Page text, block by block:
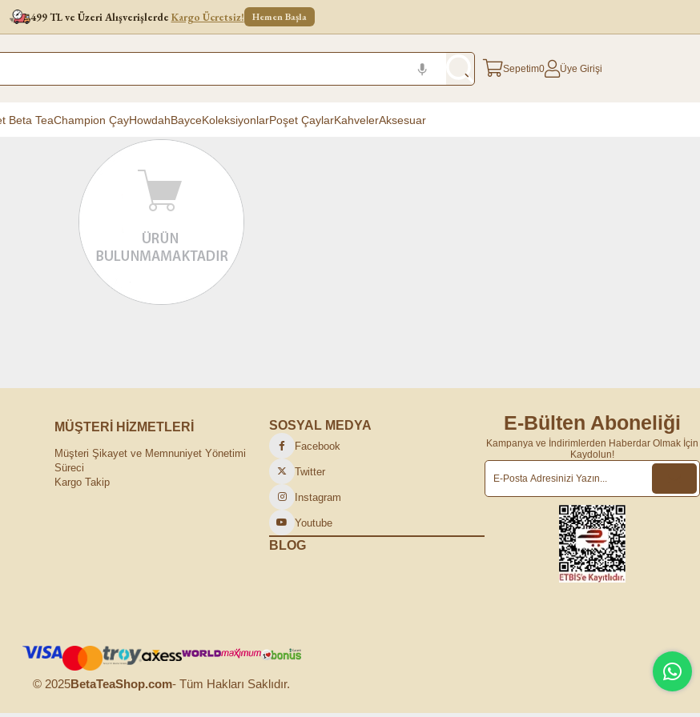
499 TL ve Üzeri Alışverişlerde Kargo Ücretsiz! Hemen Başla
Sepetim0 Üye Girişi
Beta TeaChampion ÇayHowdahBayceKoleksiyonlarPoşet ÇaylarKahvelerAksesuar
MÜŞTERİ HİZMETLERİ
Müşteri Şikayet ve Memnuniyet Yönetimi
Süreci
Kargo Takip
SOSYAL MEDYA
Facebook
Twitter
Instagram
Youtube
BLOG
E-Bülten Aboneliği
Kampanya ve İndirimlerden Haberdar Olmak İçin
Kaydolun!
© 2025BetaTeaShop.com- Tüm Hakları Saklıdır.